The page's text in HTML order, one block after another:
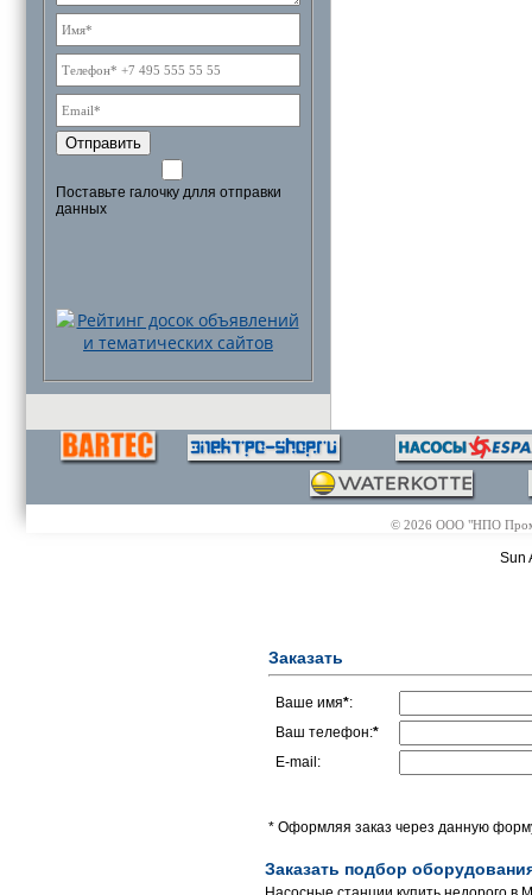
Отправить
Поставьте галочку длля отправки
данных
© 2026 ООО "НПО
Sun
Заказать
Ваше имя*:
Ваш телефон:*
E-mail:
* Оформляя заказ через данную
Заказать подбор